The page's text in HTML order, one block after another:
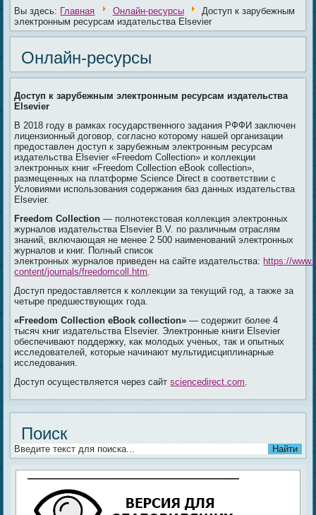
Вы здесь: Главная Онлайн-ресурсы
Доступ к зарубежным
электронным ресурсам издательства Elsevier
Онлайн-ресурсы
Доступ к зарубежным электронным ресурсам издательства
Elsevier
В 2018 году в рамках государственного задания РФФИ заключен
лицензионный договор, согласно которому нашей организации
предоставлен доступ к зарубежным электронным ресурсам
издательства Elsevier «Freedom Collection» и коллекции
электронных книг «Freedom Collection eBook collection»,
размещенных на платформе Science Direct в соответствии с
Условиями использования содержания баз данных издательства
Elsevier.
Freedom Collection — полнотекстовая коллекция электронных
журналов издательства Elsevier B.V. по различным отраслям
знаний, включающая не менее 2 500 наименований электронных
журналов и книг. Полный список
электронных журналов приведен на сайте издательства: https://
content/journals/freedomcoll.htm.
Доступ предоставляется к коллекции за текущий год, а также за
четыре предшествующих года.
«Freedom Collection eBook collection» — содержит более 4
тысяч книг издательства Elsevier. Электронные книги Elsevier
обеспечивают поддержку, как молодых ученых, так и опытных
исследователей, которые начинают мультидисциплинарные
исследования.
Доступ осуществляется через сайтsciencedirect.com.
Поиск